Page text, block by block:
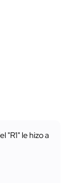
"R1" le hizo a